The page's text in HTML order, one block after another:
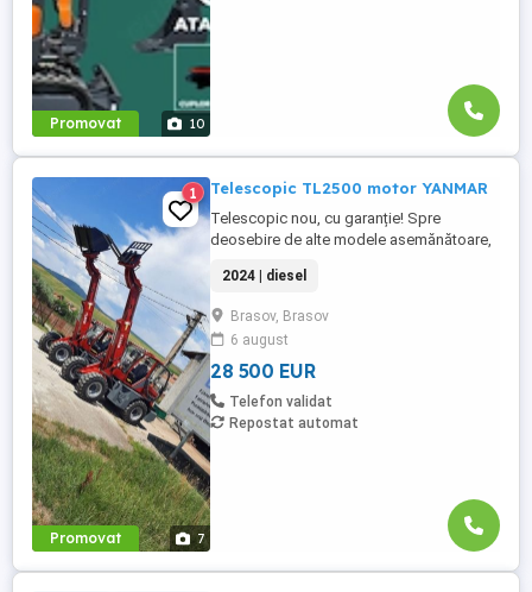
Promovat 10
Promovat 7
1 Telescopic TL2500 motor YANMAR
Telescopic nou, cu garanție! Spre
deosebire de alte modele asemănătoare,
YANMAR în 4 cilindri, și o structură care
permite o cupă standard de 1,2m, nu
0,65mc ca la alte modele. Încărcătorul
telescopic articulat TL2500 este un utilaj
multifuncțional ce se pretează lucrului ...
2024 | diesel
Brasov, Brasov
6 august
28 500 EUR
Telefon validat
Repostat automat